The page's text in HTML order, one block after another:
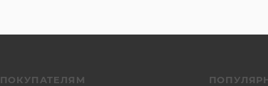
ПОКУПАТЕЛЯМ